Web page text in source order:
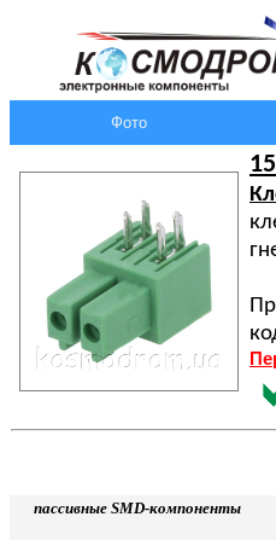
Фото
пассивные SMD-компоненты